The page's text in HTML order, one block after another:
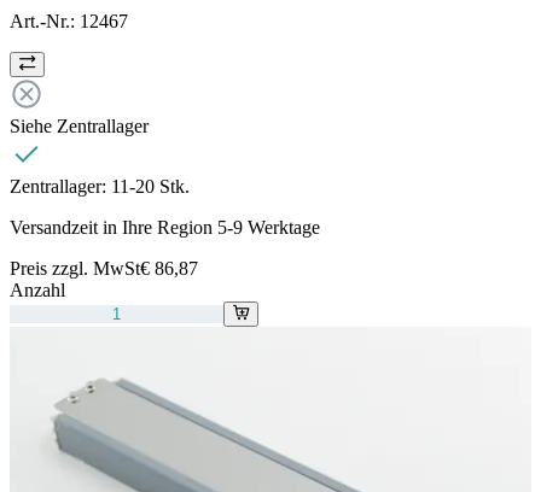
Art.-Nr.: 12467
Siehe Zentrallager
Zentrallager: 11-20 Stk.
Versandzeit in Ihre Region 5-9 Werktage
Preis zzgl. MwSt€ 86,87
Anzahl